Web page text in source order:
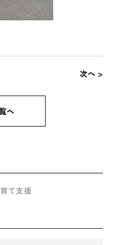
次へ >
へ
て支援